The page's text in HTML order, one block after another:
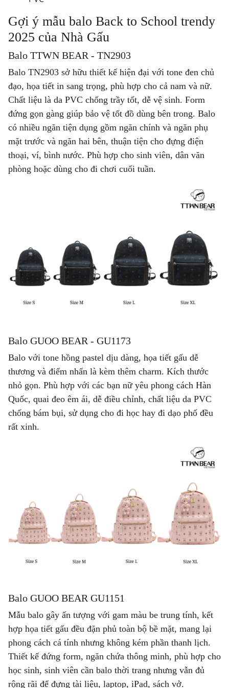
Gợi ý mẫu balo Back to School trendy
2025 của Nhà Gấu
Balo TTWN BEAR - TN2903
Balo TN2903 sở hữu thiết kế hiện đại với tone đen chủ
đạo, họa tiết in sang trọng, phù hợp cho cả nam và nữ.
Chất liệu là da PVC chống trầy tốt, dễ vệ sinh. Form
đứng gọn gàng giúp bảo vệ tốt đồ dùng bên trong. Balo
có nhiều ngăn tiện dụng gồm ngăn chính và ngăn phụ
mặt trước và ngăn hai bên, thuận tiện cho đựng điện
thoại, ví, bình nước. Phù hợp cho sinh viên, dân văn
phòng hoặc dùng cho đi chơi cuối tuần.
Balo GUOO BEAR - GU1173
Balo với tone hồng pastel dịu dàng, họa tiết gấu dễ
thương và điểm nhấn là kèm thêm charm. Kích thước
nhỏ gọn. Phù hợp với các bạn nữ yêu phong cách Hàn
Quốc, quai đeo êm ái, dễ điều chỉnh, chất liệu da PVC
chống bám bụi, sử dụng cho đi học hay đi dạo phố đều
rất xinh.
Balo GUOO BEAR GU1151
Mẫu balo gây ấn tượng với gam màu be trung tính, kết
hợp họa tiết gấu đều đặn phủ toàn bộ bề mặt, mang lại
phong cách cá tính nhưng không kém phần thanh lịch.
Thiết kế đứng form, ngăn chứa thông minh, phù hợp cho
học sinh, sinh viên cần balo thời trang nhưng vẫn đủ
rộng rãi để đựng tài liệu, laptop, iPad, sách vở.